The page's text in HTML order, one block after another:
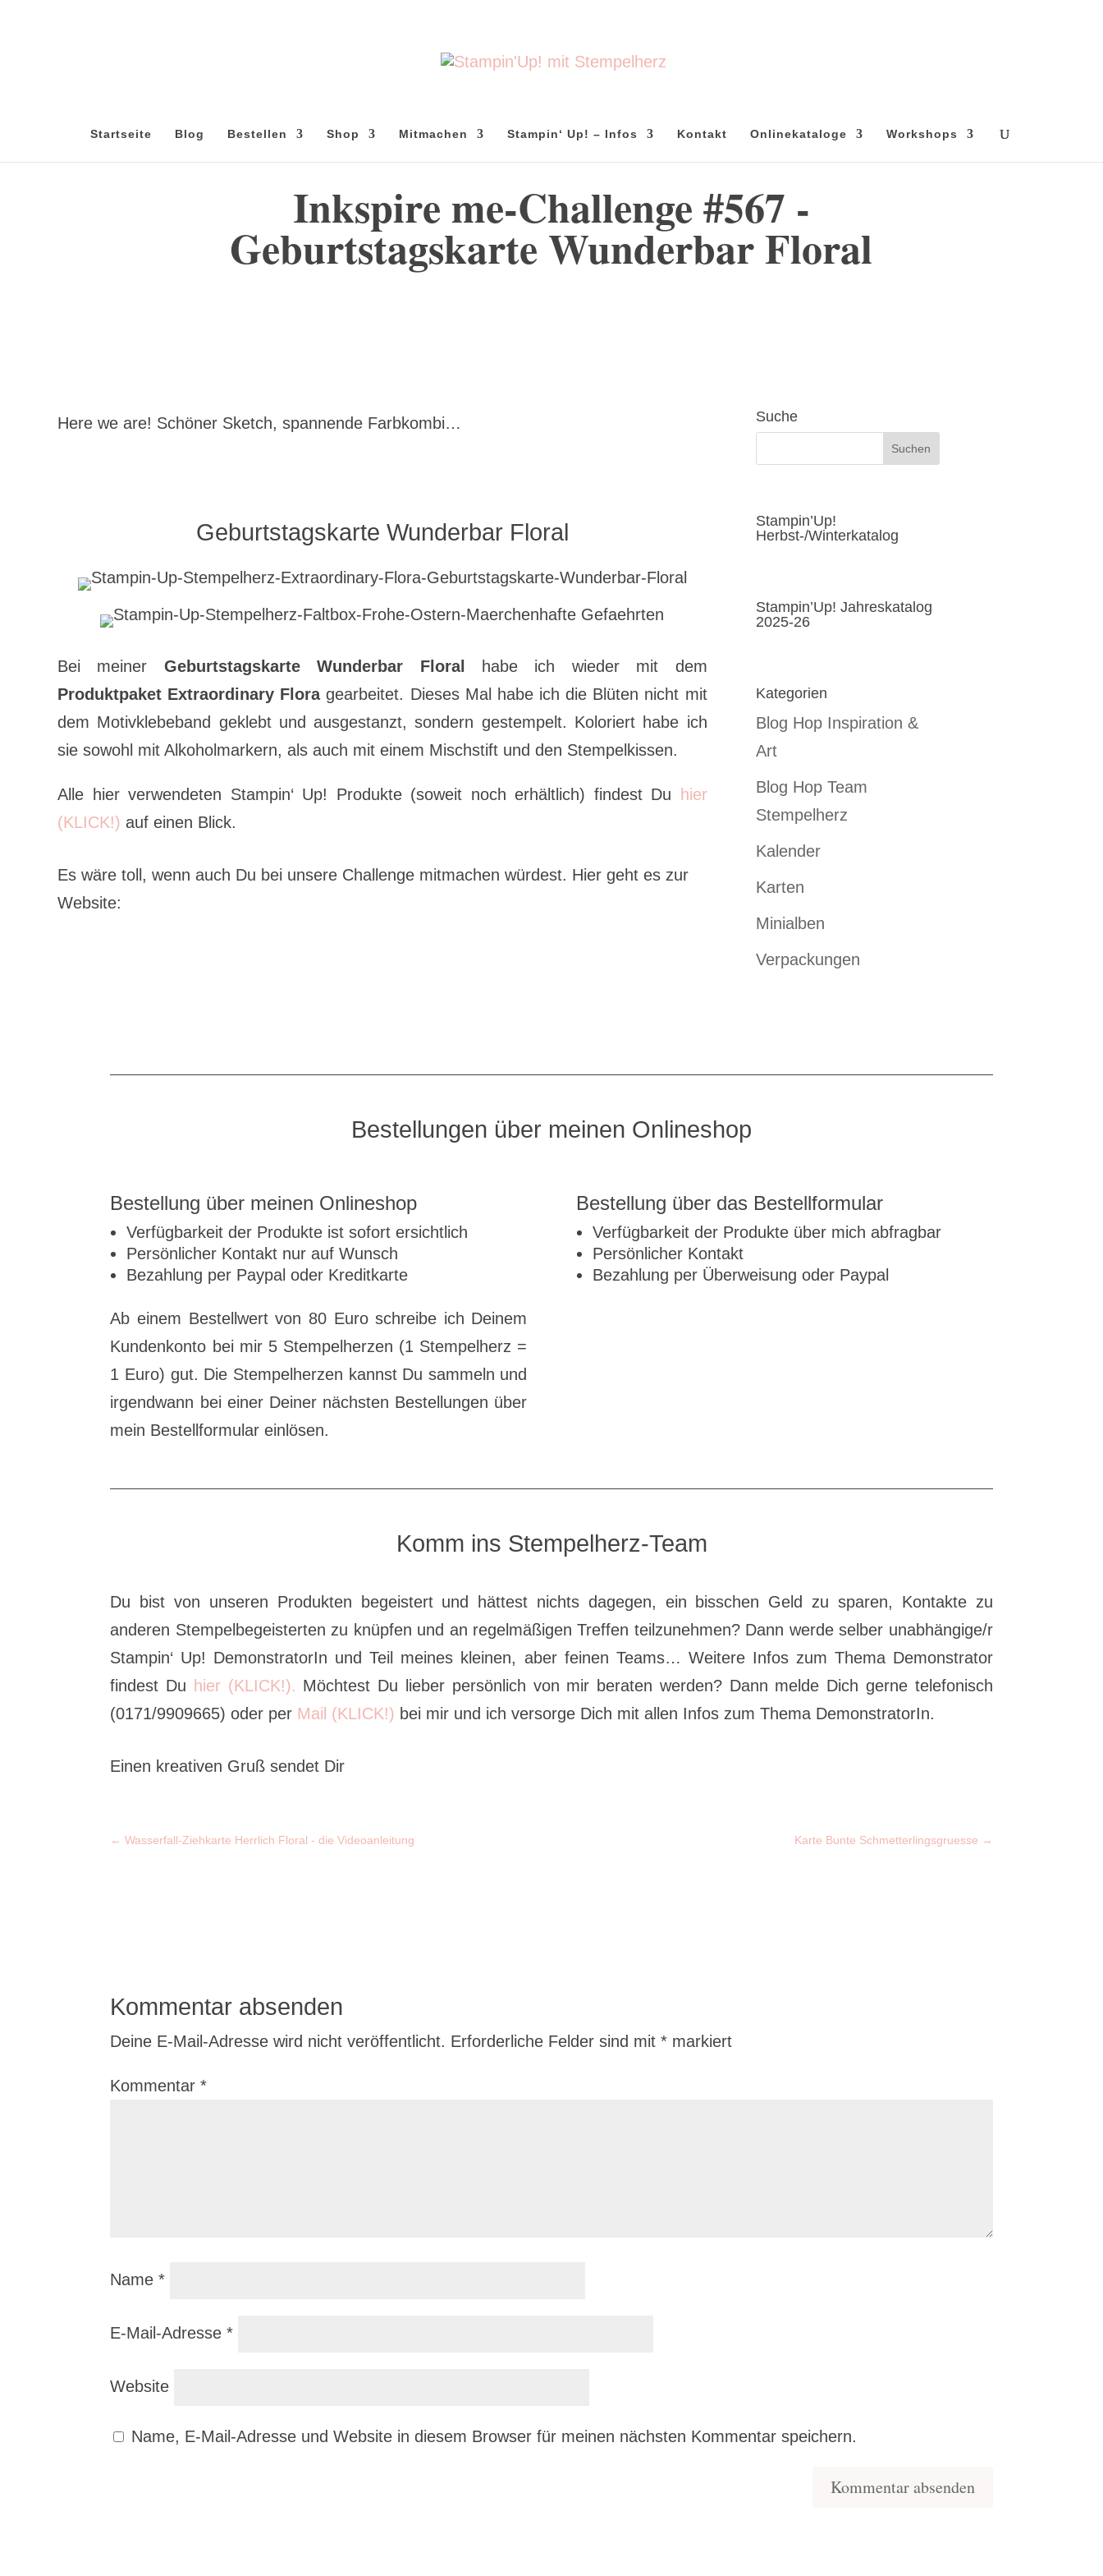
Startseite Blog Bestellen Shop Mitmachen Stampin‘ Up! – Infos Kontakt Onlinekataloge Workshops
Inkspire me-Challenge #567 -
Geburtstagskarte Wunderbar Floral
Here we are! Schöner Sketch, spannende Farbkombi…
Geburtstagskarte Wunderbar Floral
Bei meiner Geburtstagskarte Wunderbar Floral
habe ich wieder mit dem
Produktpaket Extraordinary Floragearbeitet. Dieses Mal habe ich die Blüten nicht mit
dem Motivklebeband geklebt und ausgestanzt, sondern gestempelt. Koloriert habe ich
sie sowohl mit Alkoholmarkern, als auch mit einem Mischstift und den Stempelkissen.
Alle hier verwendeten Stampin‘ Up! Produkte (soweit noch erhältlich) findest Du
hier
(KLICK!) auf einen Blick.
Es wäre toll, wenn auch Du bei unsere Challenge mitmachen würdest. Hier geht es zur
Website:
Suche
Stampin’Up!
Herbst-/Winterkatalog
Stampin’Up! Jahreskatalog
2025-26
Kategorien
Blog Hop Inspiration &
Art
Blog Hop Team
Stempelherz
Kalender
Karten
Minialben
Verpackungen
Bestellungen über meinen Onlineshop
Bestellung über meinen Onlineshop
Verfügbarkeit der Produkte ist sofort ersichtlich
Persönlicher Kontakt nur auf Wunsch
Bezahlung per Paypal oder Kreditkarte
Ab einem Bestellwert von 80 Euro schreibe ich Deinem
Kundenkonto bei mir 5 Stempelherzen (1 Stempelherz =
1 Euro) gut. Die Stempelherzen kannst Du sammeln und
irgendwann bei einer Deiner nächsten Bestellungen über
mein Bestellformular einlösen.
Bestellung über das Bestellformular
Verfügbarkeit der Produkte über mich abfragbar
Persönlicher Kontakt
Bezahlung per Überweisung oder Paypal
Komm ins Stempelherz-Team
Du bist von unseren Produkten begeistert und hättest nichts dagegen, ein bisschen Geld zu sparen, Kontakte zu
anderen Stempelbegeisterten zu knüpfen und an regelmäßigen Treffen teilzunehmen? Dann werde selber unabhängige/r
Stampin‘ Up! DemonstratorIn und Teil meines kleinen, aber feinen Teams… Weitere Infos zum Thema Demonstrator
findest Du hier (KLICK!). Möchtest Du lieber persönlich von mir beraten werden? Dann melde Dich gerne telefonisch
(0171/9909665) oder per Mail (KLICK!) bei mir und ich versorge Dich mit allen Infos zum Thema DemonstratorIn.
Einen kreativen Gruß sendet Dir
←Wasserfall-Ziehkarte Herrlich Floral - die Videoanleitung Karte Bunte Schmetterlingsgruesse →
Kommentar absenden
Deine E-Mail-Adresse wird nicht veröffentlicht. Erforderliche Felder sind mit* markiert
Kommentar*
Name*
E-Mail-Adresse*
Website
Name, E-Mail-Adresse und Website in diesem Browser für meinen nächsten Kommentar speichern.